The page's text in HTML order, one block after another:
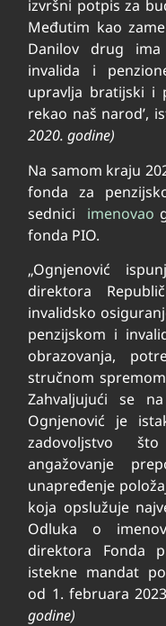
izvršni potpis za
Međutim kao
Danilov drug
invalida i
upravlja bratijski i
rekao naš narod’,
2020. godine)
Na samom kraju
fonda za
sednici imenovao
fonda PIO.
„Ognjenović
direktora
invalidsko
penzijskom i
obrazovanja,
stručnom
Zahvaljujući se
Ognjenović je
zadovoljstvo
angažovanje
unapređenje
koja opslužuje
Odluka o
direktora Fonda
istekne mandat
od 1. februara
godine)